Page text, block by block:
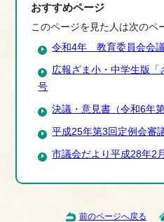
おすすめページ
このページを見た人は次のペ
令和4年 教育委員会会
広報ざま小・中学生版「
号
決議・意見書（令和6年
平成25年第3回定例会審
市議会だより平成28年2
前のページへ戻る